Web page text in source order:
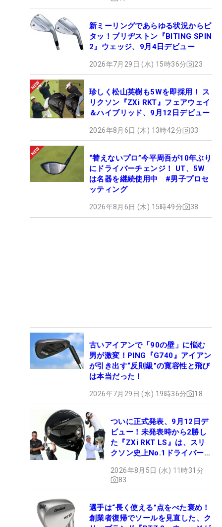
新ミーリングであらゆる状況からピ
タッ！ブリヂストン『BITING SPIN
2』ウェッジ、9月4日デビュー
2026年7月29日 (水) 15時36分 23
珍しく松山英樹も5Wを即採用！ ス
リクソン『ZXi RKT』フェアウェイ
＆ハイブリッド、9月12日デビュー
2026年8月6日 (木) 13時42分 33
“替えないプロ”今平周吾が10年ぶり
にドライバーチェンジ！ UT、5W
は名器を継続使用中 #男子プロセ
ッティング
2026年8月6日 (木) 15時49分 38
古いアイアンで「90の壁」に悩む
男が激変！PING『G740』アイアン
が引き出す“反則級”の寛容性と飛び
は本当だった！
2026年7月29日 (水) 19時36分 18
ついに正式発表、9月12日デ
ビュー！未発表時から2勝し
た『ZXi RKT LS』は、スリ
クソン史上No.1ドライバー!?
2026年8月5日 (水) 11時31分
83
選手は“長く使える”点をべた褒め！
創業者復帰でソールを見直した、ク